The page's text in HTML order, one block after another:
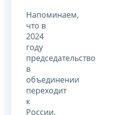
Напоминаем,
что в
2024
году
председательство
в
объединении
переходит
к
России.